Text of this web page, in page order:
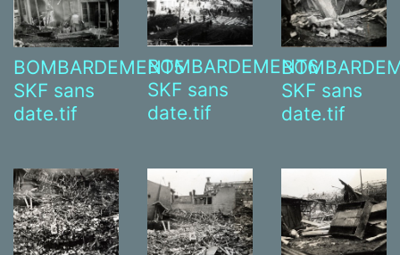
BOMBARDEMENT5
SKF sans
date.tif
BOMBARDEMENT6
SKF sans
date.tif
SKF sans
date.tif